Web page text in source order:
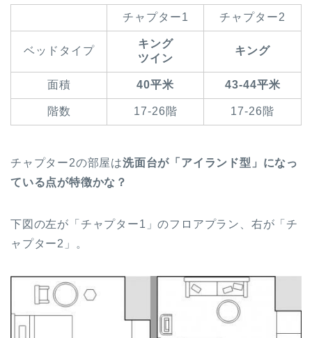
チャプター1 チャプター2
ベッドタイプ
キング
ツイン
キング
面積 40平米 43-44平米
階数 17-26階 17-26階
チャプター2の部屋は洗面台が「アイランド型」になっ
ている点が特徴かな？
下図の左が「チャプター1」のフロアプラン、右が「チ
ャプター2」。